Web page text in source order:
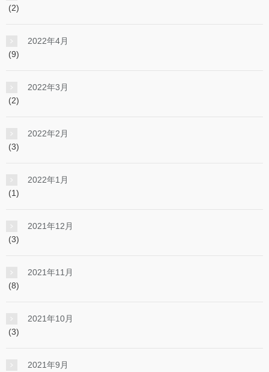
(2)
2022年4月
(9)
2022年3月
(2)
2022年2月
(3)
2022年1月
(1)
2021年12月
(3)
2021年11月
(8)
2021年10月
(3)
2021年9月